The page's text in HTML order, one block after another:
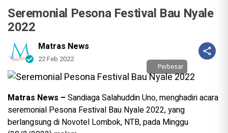
Seremonial Pesona Festival Bau Nyale
2022
Matras News
22 Feb 2022
Perbesar
Matras News – Sandiaga Salahuddin Uno, menghadiri acara
seremonial Pesona Festival Bau Nyale 2022, yang
berlangsung di Novotel Lombok, NTB, pada Minggu